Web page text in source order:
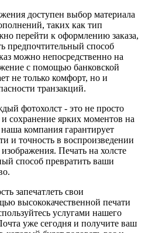
доступен выбор материала
таких как тип
перейти к оформлению заказа,
предпочтительный способ
можно непосредственно на
с помощью банковской
не только комфорт, но и
транзакций.
фотохолст - это не просто
сохранение ярких моментов на
компания гарантирует
и точность в воспроизведении
Печать на холсте
способ превратить ваши
запечатлеть свои
высококачественной печати
услугами нашего
уже сегодня и получите ваш